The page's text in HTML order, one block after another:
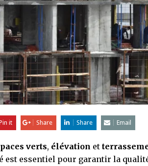
it Share Share Email
verts, élévation et
est essentiel pour garantir la